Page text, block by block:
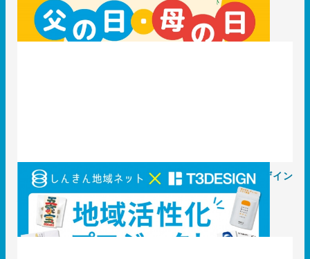
2025.05.16 知識 / ノウハウ
【アワード受賞】しんきん地域創生ネットワーク×T3デザイン
の協同による地域活性化プロジェクト
2025.05.12 インタビュー